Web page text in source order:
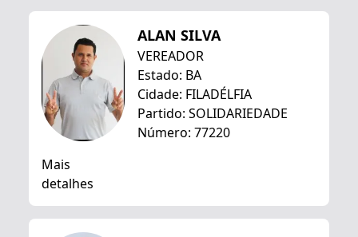
ALAN SILVA
VEREADOR
Estado: BA
Cidade: FILADÉLFIA
Partido: SOLIDARIEDADE
Número: 77220
Mais
detalhes